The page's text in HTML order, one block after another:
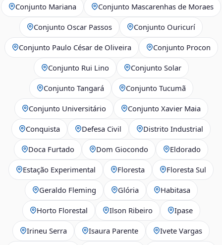
Conjunto Mariana Conjunto Mascarenhas de Moraes
Conjunto Oscar Passos Conjunto Ouricurí
Conjunto Paulo César de Oliveira Conjunto Procon
Conjunto Rui Lino Conjunto Solar
Conjunto Tangará Conjunto Tucumã
Conjunto Universitário Conjunto Xavier Maia
Conquista Defesa Civil Distrito Industrial
Doca Furtado Dom Giocondo Eldorado
Estação Experimental Floresta Floresta Sul
Geraldo Fleming Glória Habitasa
Horto Florestal Ilson Ribeiro Ipase
Irineu Serra Isaura Parente Ivete Vargas